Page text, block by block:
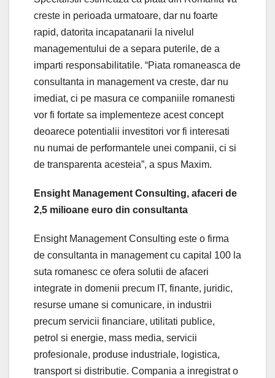
creste in perioada urmatoare, dar nu foarte
rapid, datorita incapatanarii la nivelul
managementului de a separa puterile, de a
imparti responsabilitatile. “Piata romaneasca de
consultanta in management va creste, dar nu
imediat, ci pe masura ce companiile romanesti
vor fi fortate sa implementeze acest concept
deoarece potentialii investitori vor fi interesati
nu numai de performantele unei companii, ci si
de transparenta acesteia”, a spus Maxim.
Ensight Management Consulting, afaceri de
2,5 milioane euro din consultanta
Ensight Management Consulting este o firma
de consultanta in management cu capital 100 la
suta romanesc ce ofera solutii de afaceri
integrate in domenii precum IT, finante, juridic,
resurse umane si comunicare, in industrii
precum servicii financiare, utilitati publice,
petrol si energie, mass media, servicii
profesionale, produse industriale, logistica,
transport si distributie. Compania a inregistrat o